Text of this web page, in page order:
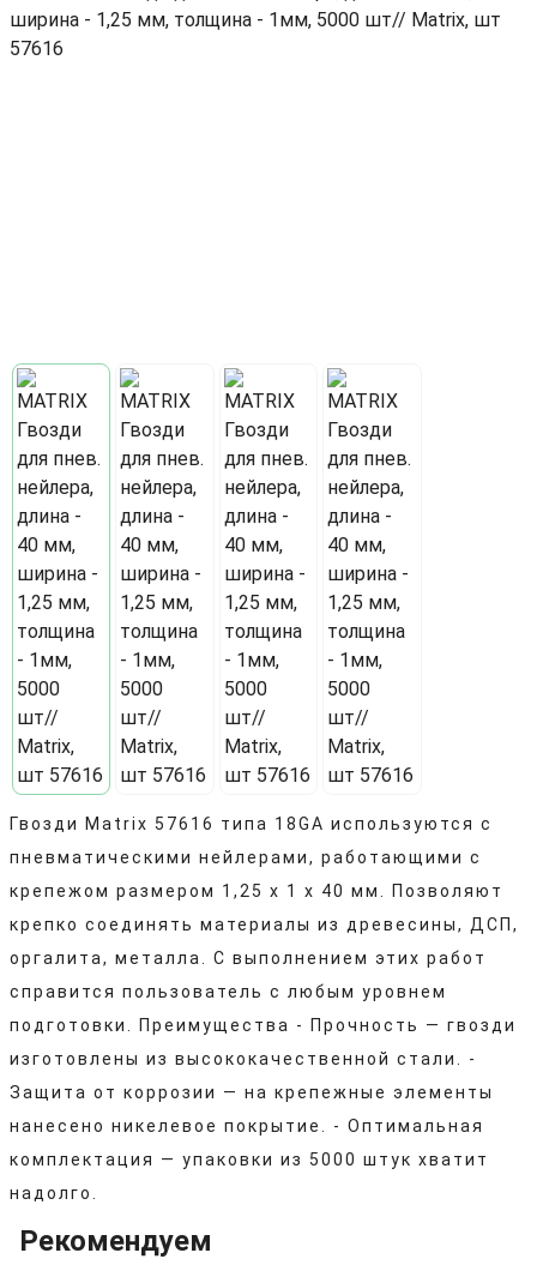
Гвозди Matrix 57616 типа 18GA используются с
пневматическими нейлерами, работающими с
крепежом размером 1,25 х 1 x 40 мм. Позволяют
крепко соединять материалы из древесины, ДСП,
оргалита, металла. С выполнением этих работ
справится пользователь с любым уровнем
подготовки. Преимущества - Прочность — гвозди
изготовлены из высококачественной стали. -
Защита от коррозии — на крепежные элементы
нанесено никелевое покрытие. - Оптимальная
комплектация — упаковки из 5000 штук хватит
надолго.
Рекомендуем